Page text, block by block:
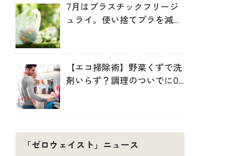
7月はプラスチックフリージ
ュライ。使い捨てプラを減ら
【エコ掃除術】野菜くずで洗
剤いらず？調理のついでに0
「ゼロウェイスト」ニュース